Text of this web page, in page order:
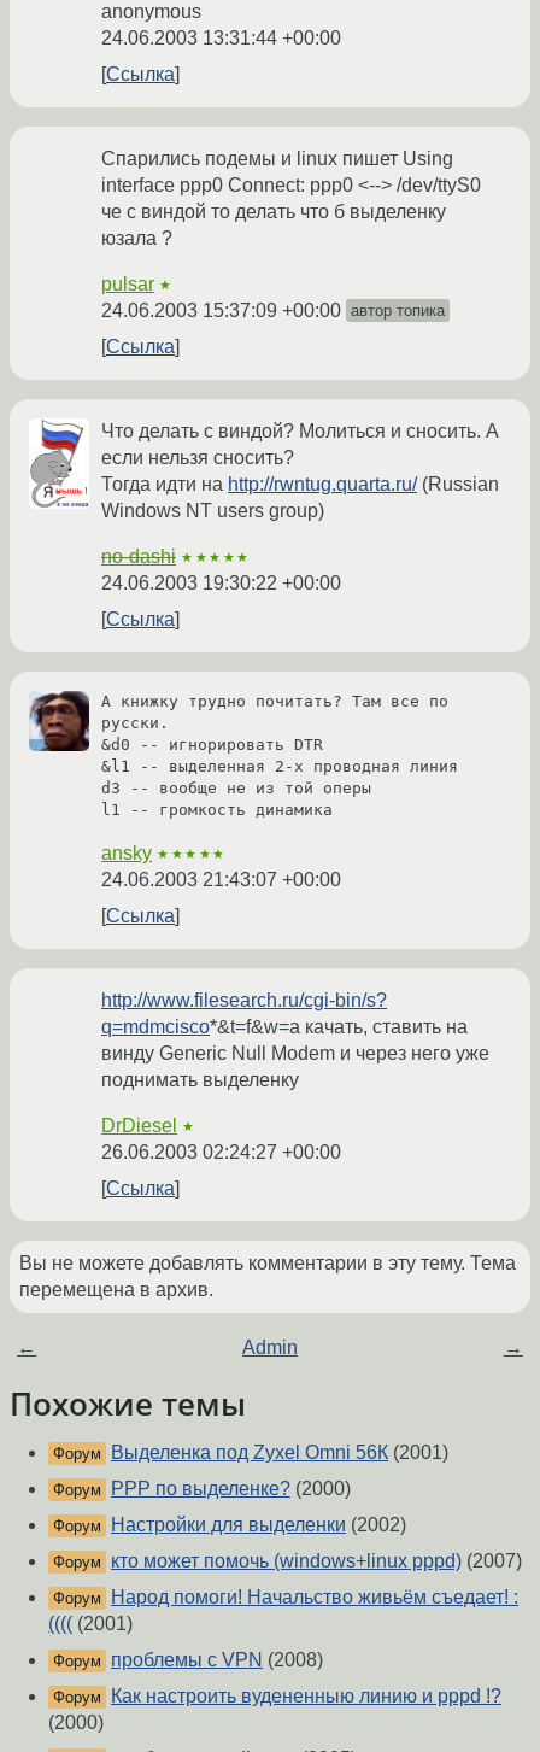
anonymous
24.06.2003 13:31:44 +00:00
Ссылка
Спарились подемы и linux пишет Using
interface ppp0 Connect: ppp0 <--> /dev/ttyS0
че с виндой то делать что б выделенку
юзала ?
pulsar ★
24.06.2003 15:37:09 +00:00 автор топика
Ссылка
Что делать с виндой? Молиться и сносить. А
если нельзя сносить?
Тогда идти на http://rwntug.quarta.ru/(Russian
Windows NT users group)
no-dashi ★★★★★
24.06.2003 19:30:22 +00:00
Ссылка
А книжку трудно почитать? Там все по
русски.
&d0 -- игнорировать DTR
&l1 -- выделенная 2-х проводная линия
d3 -- вообще не из той оперы
l1 -- громкость динамика
ansky ★★★★★
24.06.2003 21:43:07 +00:00
Ссылка
http://www.filesearch.ru/cgi-bin/s?
q=mdmcisco*&t=f&w=a качать, ставить на
винду Generic Null Modem и через него уже
поднимать выделенку
DrDiesel ★
26.06.2003 02:24:27 +00:00
Ссылка
Вы не можете добавлять комментарии в эту тему. Тема
перемещена в архив.
← Admin →
Похожие темы
Форум Выделенка под Zyxel Omni 56К (2001)
Форум PPP по выделенке? (2000)
Форум Настройки для выделенки (2002)
Форум кто может помочь (windows+linux pppd) (2007)
Форум
Народ помоги! Начальство живьём съедает! :
(((( (2001)
Форум проблемы с VPN (2008)
Форум
Как настроить вудененныю линию и pppd !?
(2000)